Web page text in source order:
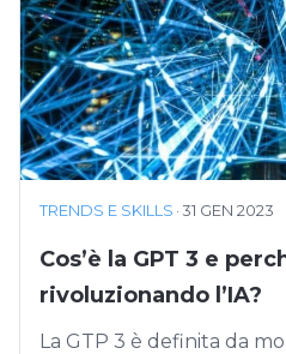
TRENDS E SKILLS ·31 GEN 2023
Cos’è la GPT 3 e
rivoluzionando l’IA?
La GTP 3 è definita da